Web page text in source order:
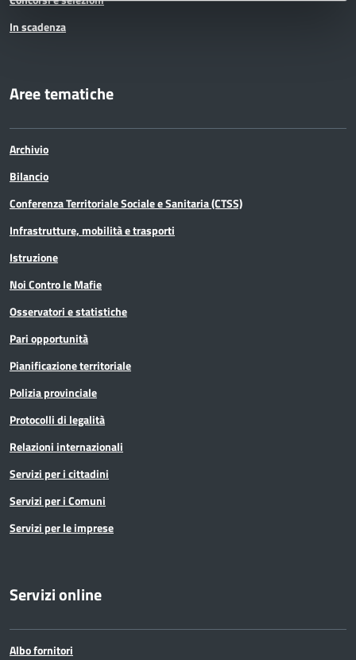
In scadenza
Aree tematiche
Archivio
Bilancio
Conferenza Territoriale Sociale e Sanitaria (CTSS)
Infrastrutture, mobilità e trasporti
Istruzione
Noi Contro le Mafie
Osservatori e statistiche
Pari opportunità
Pianificazione territoriale
Polizia provinciale
Protocolli di legalità
Relazioni internazionali
Servizi per i cittadini
Servizi per i Comuni
Servizi per le imprese
Servizi online
Albo fornitori